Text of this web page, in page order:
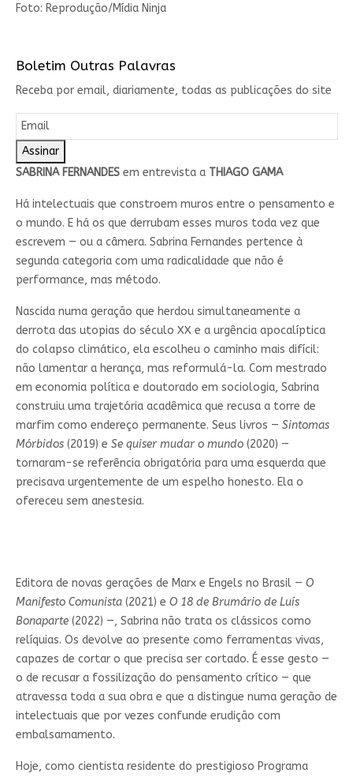
Foto: Reprodução/Mídia Ninja
Boletim Outras Palavras
Receba por email, diariamente, todas as publicações do site
Assinar
SABRINA FERNANDESem entrevista a THIAGO GAMA
Há intelectuais que constroem muros entre o pensamento e
o mundo. E há os que derrubam esses muros toda vez que
escrevem — ou a câmera. Sabrina Fernandes pertence à
segunda categoria com uma radicalidade que não é
performance, mas método.
Nascida numa geração que herdou simultaneamente a
derrota das utopias do século XX e a urgência apocalíptica
do colapso climático, ela escolheu o caminho mais difícil:
não lamentar a herança, mas reformulá-la. Com mestrado
em economia política e doutorado em sociologia, Sabrina
construiu uma trajetória acadêmica que recusa a torre de
marfim como endereço permanente. Seus livros — Sintomas
Mórbidos(2019) e Se quiser mudar o mundo(2020) —
tornaram-se referência obrigatória para uma esquerda que
precisava urgentemente de um espelho honesto. Ela o
ofereceu sem anestesia.
Editora de novas gerações de Marx e Engels no Brasil — O
Manifesto Comunista(2021) e O 18 de Brumário de Luís
Bonaparte(2022) —, Sabrina não trata os clássicos como
relíquias. Os devolve ao presente como ferramentas vivas,
capazes de cortar o que precisa ser cortado. É esse gesto —
o de recusar a fossilização do pensamento crítico — que
atravessa toda a sua obra e que a distingue numa geração de
intelectuais que por vezes confunde erudição com
embalsamamento.
Hoje, como cientista residente do prestigioso Programa